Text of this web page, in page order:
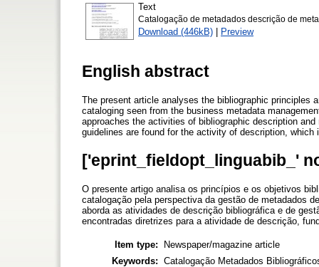
Text
Catalogação de metadados descrição de
Download (446kB) | Preview
English abstract
The present article analyses the bibliographic principles
cataloging seen from the business metadata
approaches the activities of bibliographic description
guidelines are found for the activity of description,
['eprint_fieldopt_linguabib_'
O presente artigo analisa os princípios e os objetivos
catalogação pela perspectiva da gestão de metadados
aborda as atividades de descrição bibliográfica e de
encontradas diretrizes para a atividade de descrição,
Item type:
Newspaper/magazine article
Keywords: Catalogação Metadados